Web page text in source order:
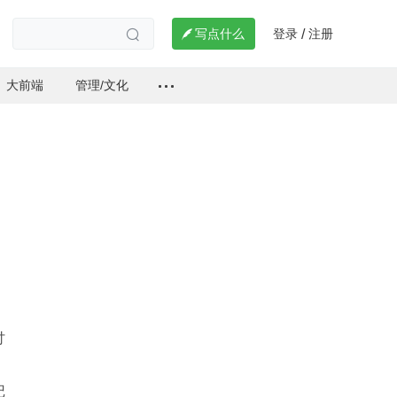
  写点什么 登录 / 注册
大前端 管理/文化